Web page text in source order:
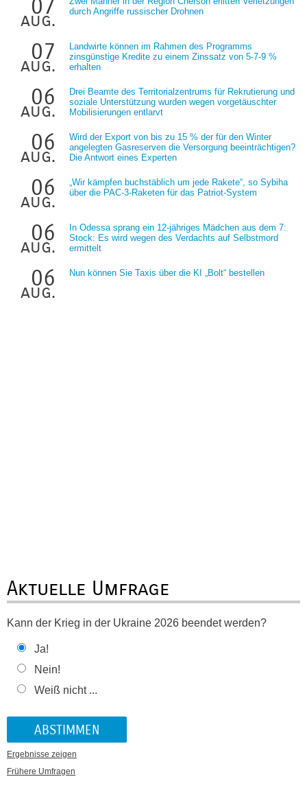
07
aug.
durch Angriffe russischer Drohnen
07
aug.
Landwirte können im Rahmen des Programms
zinsgünstige Kredite zu einem Zinssatz von 5-7-9 %
erhalten
06
aug.
Drei Beamte des Territorialzentrums für Rekrutierung und
soziale Unterstützung wurden wegen vorgetäuschter
Mobilisierungen entlarvt
06
aug.
Wird der Export von bis zu 15 % der für den Winter
angelegten Gasreserven die Versorgung beeinträchtigen?
Die Antwort eines Experten
06
aug.
„Wir kämpfen buchstäblich um jede Rakete“, so Sybiha
über die PAC-3-Raketen für das Patriot-System
06
aug.
In Odessa sprang ein 12-jähriges Mädchen aus dem 7:
Stock: Es wird wegen des Verdachts auf Selbstmord
ermittelt
06
aug.
Nun können Sie Taxis über die KI „Bolt“ bestellen
Aktuelle Umfrage
Kann der Krieg in der Ukraine 2026 beendet werden?
Ja!
Nein!
Weiß nicht ...
Ergebnisse zeigen
Frühere Umfragen